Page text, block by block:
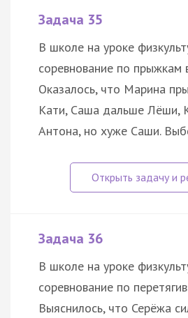
Задача 35
В школе на уроке
соревнование по прыжкам
Оказалось, что Марина
Кати, Саша дальше Лёши,
Антона, но хуже Саши.
Задача 36
В школе на уроке
соревнование по
Выяснилось, что Серёжа